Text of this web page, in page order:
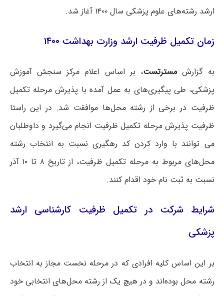
ارشد رشته‌های علوم پزشکی سال ۱۴۰۰ آغاز شد.
زمان تکمیل ظرفیت ارشد وزارت بهداشت ۱۴۰۰
به گزارش مسترتست، بر اساس اعلام مرکز سنجش آموزش
پزشکی، طی پیگیری‌های به عمل آمده با پذیرش مرحله تکمیل
ظرفیت در برخی از رشته محل‌ها موافقت شد. در این راستا
ظرفیت پذیرش مرحله تکمیل ظرفیت انجام می‌گیرد و داوطلبان
می توانند با وارد کردن کد رهگیری نسبت به انتخاب رشته
محل‌های مربوط به مرحله تکمیل ظرفیت، از تاریخ ۸ تا ۱۰ آذر
نسبت به ثبت نام خود اقدام کنند.
شرایط شرکت در تکمیل ظرفیت کارشناسی ارشد
پزشکی
بر این اساس کلیه افرادی که در مرحله نخست مجاز به انتخاب
رشته محل بوده‌اند و در هیچ یک از رشته محل‌های انتخابی خود